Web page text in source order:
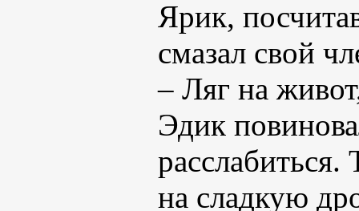
Ярик,
смазал свой
– Ляг на
Эдик
расслабиться.
на сладкую